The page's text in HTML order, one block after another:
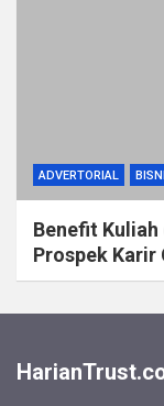
ADVERTORIAL
Benefit
Prospek Karir